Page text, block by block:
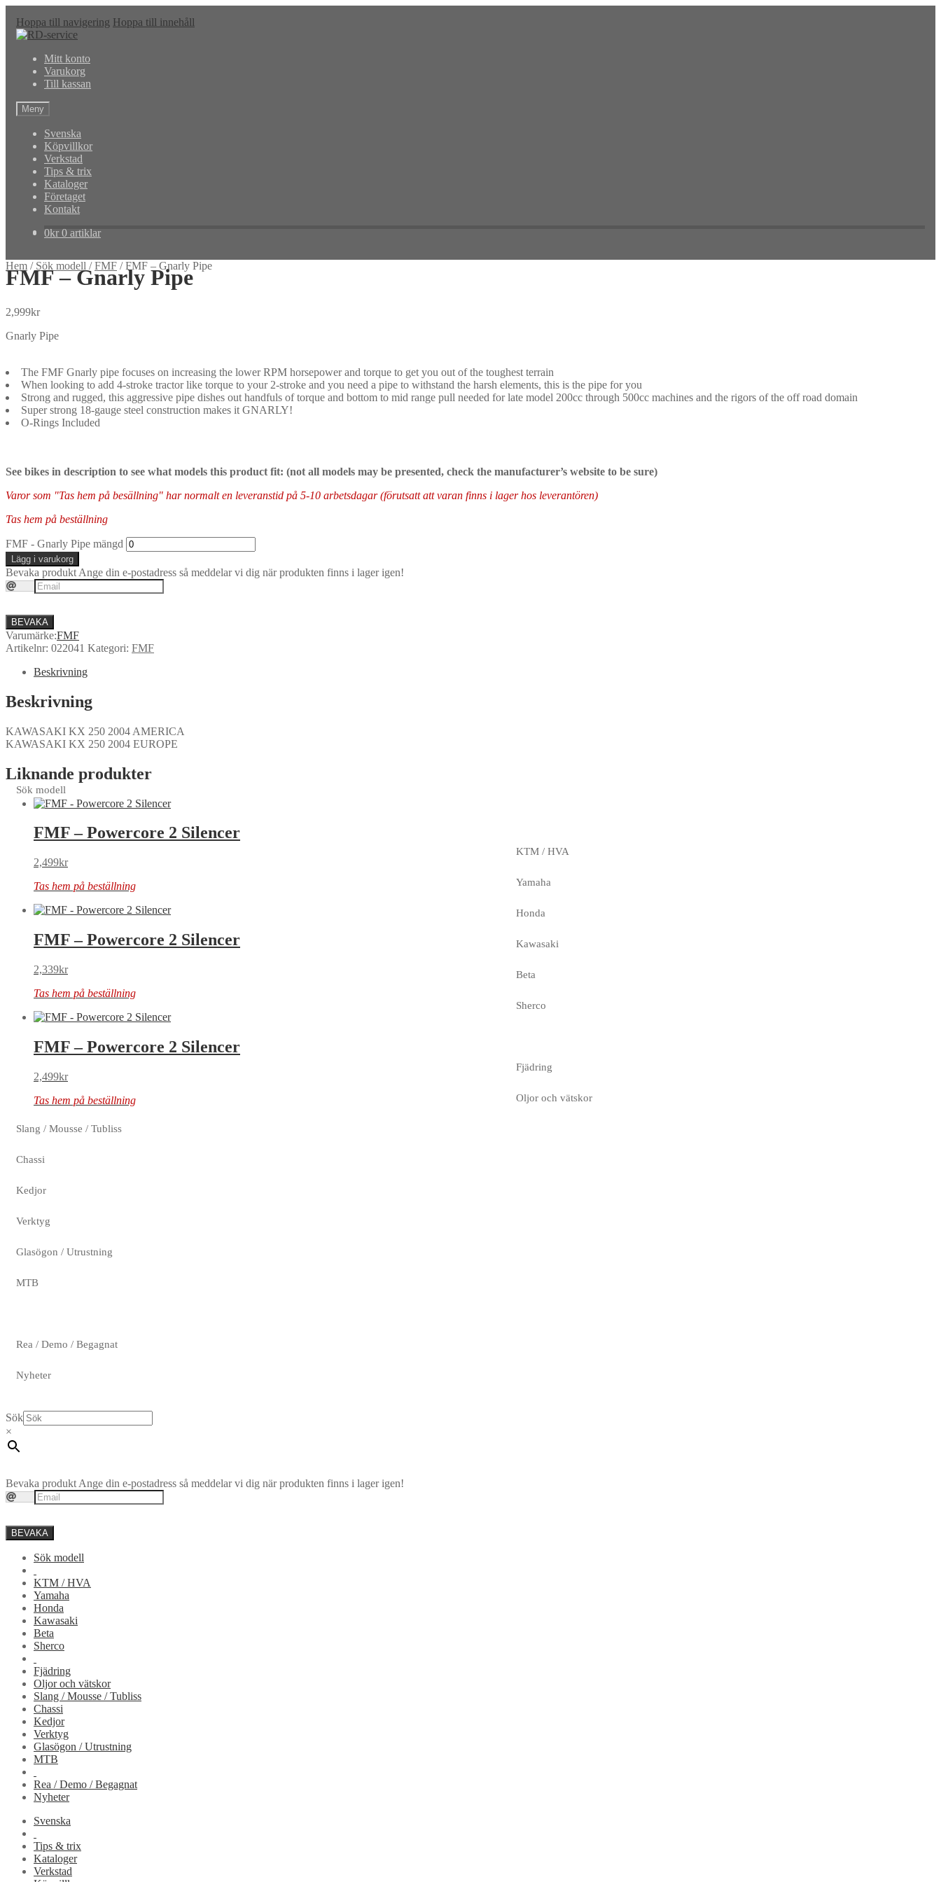
Hoppa till navigering Hoppa till innehåll
Mitt konto
Varukorg
Till kassan
Meny
Svenska
Köpvillkor
Verkstad
Tips & trix
Kataloger
Företaget
Kontakt
0kr 0 artiklar
Hem / Sök modell /FMF /FMF – Gnarly Pipe
FMF – Gnarly Pipe
2,999kr
Gnarly Pipe
The FMF Gnarly pipe focuses on increasing the lower RPM horsepower and torque to get you out of the toughest terrain
When looking to add 4-stroke tractor like torque to your 2-stroke and you need a pipe to withstand the harsh elements, this is the pipe for you
Strong and rugged, this aggressive pipe dishes out handfuls of torque and bottom to mid range pull needed for late model 200cc through 500cc machines and the rigors of the off road domain
Super strong 18-gauge steel construction makes it GNARLY!
O-Rings Included
See bikes in description to see what models this product fit: (not all models may be presented, check the manufacturer’s website to be sure)
Varor som "Tas hem på besällning" har normalt en leveranstid på 5-10 arbetsdagar (förutsatt att varan finns i lager hos leverantören)
Tas hem på beställning
FMF - Gnarly Pipe mängd
Lägg i varukorg
Bevaka produkt Ange din e-postadress så meddelar vi dig när produkten finns i lager igen!
BEVAKA
Varumärke:FMF
Artikelnr: 022041 Kategori: FMF
Beskrivning
Beskrivning
KAWASAKI KX 250 2004 AMERICA
KAWASAKI KX 250 2004 EUROPE
Liknande produkter
FMF – Powercore 2 Silencer
2,499kr
Tas hem på beställning
FMF – Powercore 2 Silencer
2,339kr
Tas hem på beställning
FMF – Powercore 2 Silencer
2,499kr
Tas hem på beställning
Sök modell
KTM / HVA
Yamaha
Honda
Kawasaki
Beta
Sherco
Fjädring
Oljor och vätskor
Slang / Mousse / Tubliss
Chassi
Kedjor
Verktyg
Glasögon / Utrustning
MTB
Rea / Demo / Begagnat
Nyheter
Sök
×
Bevaka produkt Ange din e-postadress så meddelar vi dig när produkten finns i lager igen!
BEVAKA
Sök modell
KTM / HVA
Yamaha
Honda
Kawasaki
Beta
Sherco
Fjädring
Oljor och vätskor
Slang / Mousse / Tubliss
Chassi
Kedjor
Verktyg
Glasögon / Utrustning
MTB
Rea / Demo / Begagnat
Nyheter
Svenska
Tips & trix
Kataloger
Verkstad